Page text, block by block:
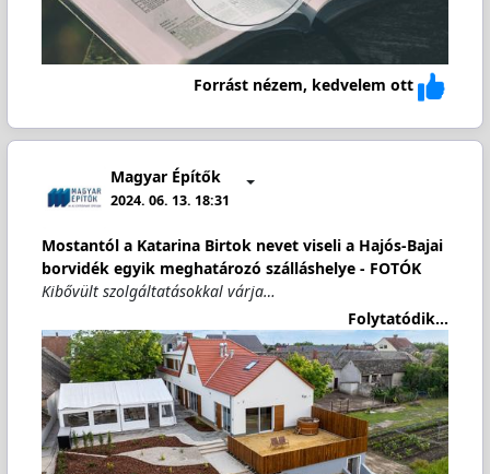
Forrást nézem, kedvelem ott
Magyar Építők
2024. 06. 13. 18:31
Mostantól a Katarina Birtok nevet viseli a Hajós-Bajai
borvidék egyik meghatározó szálláshelye - FOTÓK
Kibővült szolgáltatásokkal várja…
Folytatódik...